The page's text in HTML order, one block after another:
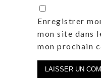
Enregistrer
mon site dans
mon prochain